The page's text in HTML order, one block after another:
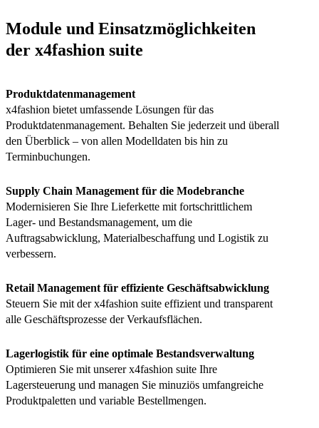
Module und Einsatzmöglichkeiten
der x4fashion suite
Produktdatenmanagement
x4fashion bietet umfassende Lösungen für das
Produktdatenmanagement. Behalten Sie jederzeit und überall
den Überblick – von allen Modelldaten bis hin zu
Terminbuchungen.
Supply Chain Management für die Modebranche
Modernisieren Sie Ihre Lieferkette mit fortschrittlichem
Lager- und Bestandsmanagement, um die
Auftragsabwicklung, Materialbeschaffung und Logistik zu
verbessern.
Retail Management für effiziente Geschäftsabwicklung
Steuern Sie mit der x4fashion suite effizient und transparent
alle Geschäftsprozesse der Verkaufsflächen.
Lagerlogistik für eine optimale Bestandsverwaltung
Optimieren Sie mit unserer x4fashion suite Ihre
Lagersteuerung und managen Sie minuziös umfangreiche
Produktpaletten und variable Bestellmengen.